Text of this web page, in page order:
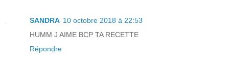
SANDRA 10 octobre 2018 à 22:53
HUMM J AIME BCP TA RECETTE
Répondre